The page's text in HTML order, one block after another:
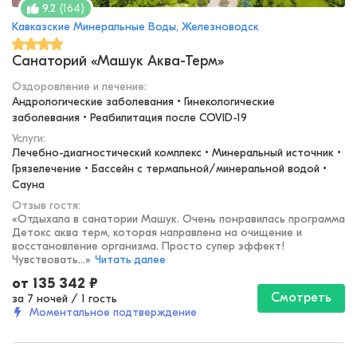
9.2 (164)
Кавказские Минеральные Воды, Железноводск
Санаторий «Машук Аква-Терм»
Оздоровление и лечение:
Андрологические заболевания • Гинекологические
заболевания • Реабилитация после COVID-19
Услуги:
Лечебно-диагностический комплекс • Минеральный источник •
Грязелечение • Бассейн с термальной/минеральной водой •
Сауна
Отзыв гостя:
«Отдыхала в санатории Машук. Очень понравилась программа
Детокс аква терм, которая направлена на очищение и
восстановление организма. Просто супер эффект!
Чувствовать...» Читать далее
от 135 342 ₽
за 7 ночей / 1 гость
Моментальное подтверждение
Смотреть